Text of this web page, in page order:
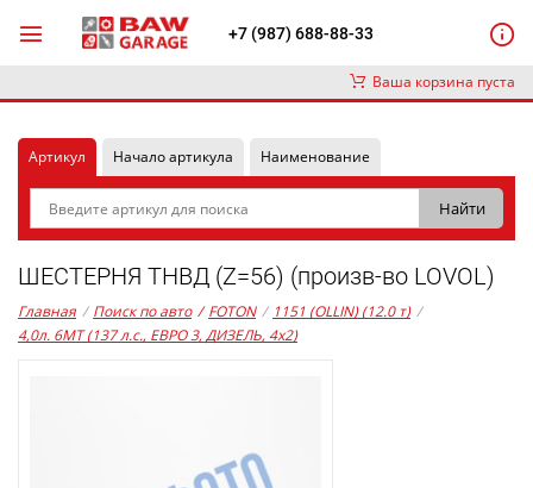
+7 (987) 688-88-33
Ваша корзина пуста
Артикул Начало артикула Наименование
ШЕСТЕРНЯ ТНВД (Z=56) (произв-во LOVOL)
Главная / Поиск по авто / FOTON / 1151 (OLLIN) (12.0 т) /
4,0л. 6MT (137 л.с., ЕВРО 3, ДИЗЕЛЬ, 4x2)